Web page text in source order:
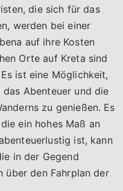
die sich für das
werden bei einer
auf ihre Kosten
Orte auf Kreta sind
ist eine Möglichkeit,
Abenteuer und die
zu genießen. Es
ein hohes Maß an
ist, kann
in der Gegend
über den Fahrplan der